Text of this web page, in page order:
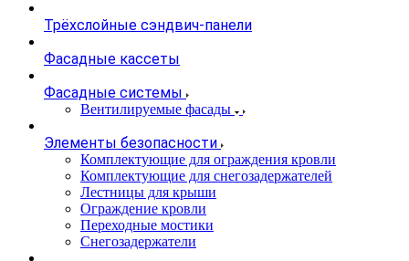
Трёхслойные сэндвич-панели
Фасадные кассеты
Фасадные системы
Вентилируемые фасады
Элементы безопасности
Комплектующие для ограждения кровли
Комплектующие для снегозадержателей
Лестницы для крыши
Ограждение кровли
Переходные мостики
Снегозадержатели